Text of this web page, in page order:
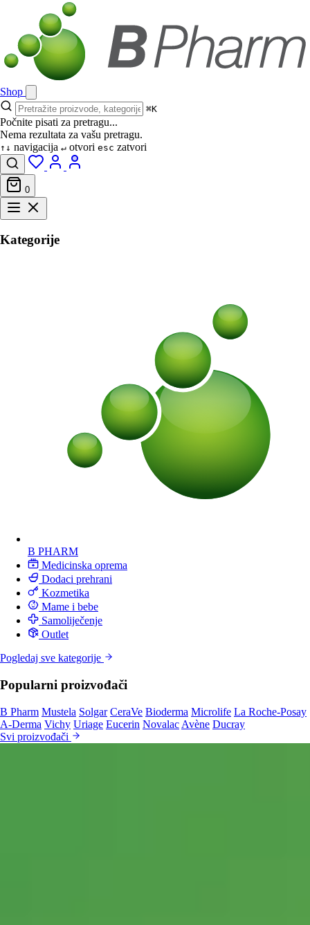
Shop
⌘K
Počnite pisati za pretragu...
Nema rezultata za vašu pretragu.
↑↓ navigacija ↵ otvori esc zatvori
0
Kategorije
B PHARM
Medicinska oprema
Dodaci prehrani
Kozmetika
Mame i bebe
Samoliječenje
Outlet
Pogledaj sve kategorije
Popularni proizvođači
B Pharm Mustela Solgar CeraVe Bioderma Microlife La Roche-Posay
A-Derma Vichy Uriage Eucerin Novalac Avène Ducray
Svi proizvođači